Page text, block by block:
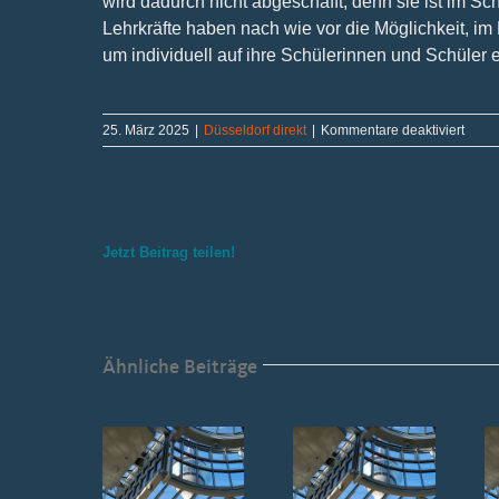
Lehrkräfte haben nach wie vor die Möglichkeit,
um individuell auf ihre Schülerinnen und Schüler
25. März 2025 Düsseldorf direkt Kommentare deaktiviertfür
Jetzt Beitrag teilen!
Ähnliche Beiträge